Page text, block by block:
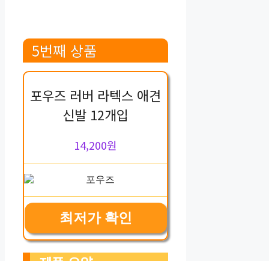
5번째 상품
포우즈 러버 라텍스 애견
신발 12개입
14,200원
최저가 확인